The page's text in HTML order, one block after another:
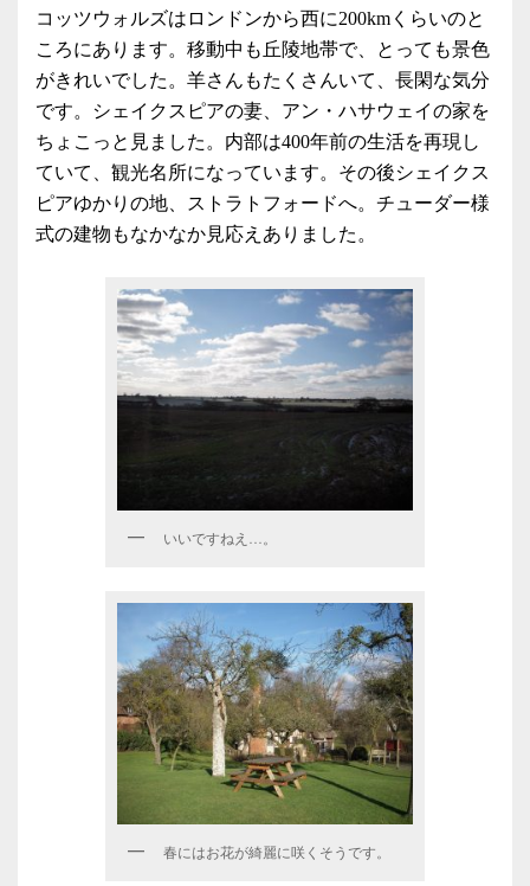
コッツウォルズはロンドンから西に200kmくらいのと
ころにあります。移動中も丘陵地帯で、とっても景色
がきれいでした。羊さんもたくさんいて、長閑な気分
です。シェイクスピアの妻、アン・ハサウェイの家を
ちょこっと見ました。内部は400年前の生活を再現し
ていて、観光名所になっています。その後シェイクス
ピアゆかりの地、ストラトフォードへ。チューダー様
式の建物もなかなか見応えありました。
いいですねえ…。
春にはお花が綺麗に咲くそうです。